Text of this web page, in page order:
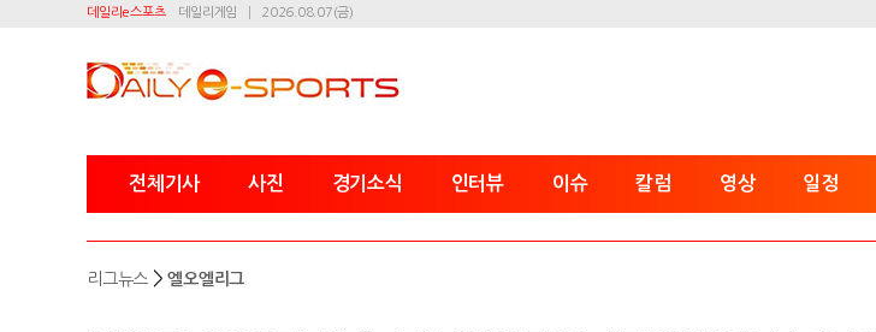
데일리e스포츠 데일리게임 2026.08.07(금)
전체기사 사진 경기소식 인터뷰 이슈 칼럼 영상 일정
리그뉴스 >엘오엘리그